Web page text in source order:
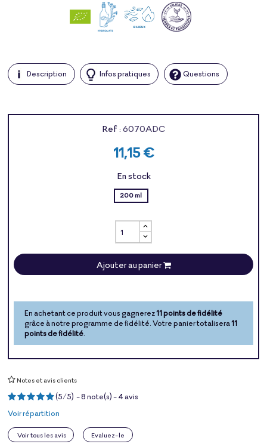
Description Infos pratiques Questions
Ref : 6070ADC
11,15 €
En stock
200 ml
Ajouter au panier
En achetant ce produit vous gagnerez11 points de fidélité
grâce à notre programme de fidélité. Votre panier totalisera11
points de fidélité
Notes et avis clients
(5/5) -8note(s) -4 avis
Voir répartition
Voir tous les avis Evaluez-le